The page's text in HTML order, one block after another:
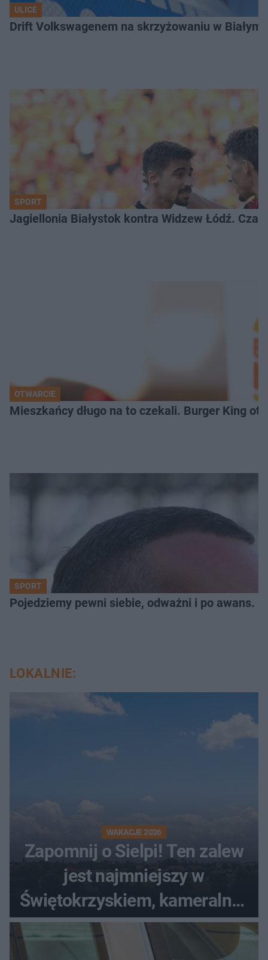
ULICE
Drift Volkswagenem na skrzyżowaniu w
SPORT
Jagiellonia Białystok kontra Widzew Łódź.
OTWARCIE
Mieszkańcy długo na to czekali. Burger King
SPORT
Pojedziemy pewni siebie, odważni i po awans.
LOKALNIE:
WAKACJE 2026
Zapomnij o Sielpi! Ten zalew
jest najmniejszy w
Świętokrzyskiem, kameralny i
bez tłumów